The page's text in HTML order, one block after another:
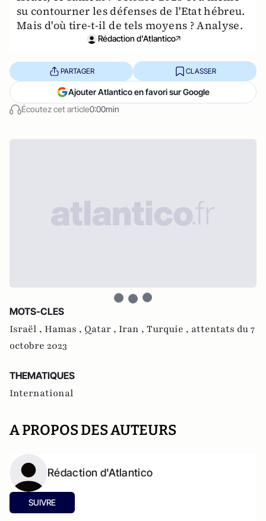
su contourner les défenses de l'Etat hébreu.
Mais d'où tire-t-il de tels moyens ? Analyse.
Rédaction d'Atlantico
Écoutez cet article0:00min
PARTAGER CLASSER
Ajouter Atlantico en favori sur Google
MOTS-CLES
Israël , Hamas , Qatar , Iran , Turquie , attentats du 7
octobre 2023
THEMATIQUES
International
A PROPOS DES AUTEURS
Rédaction d'Atlantico
SUIVRE